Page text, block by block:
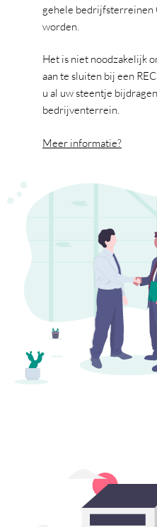
gehele
worden.
Het is niet noodzakelijk
aan te sluiten bij een
u al uw steentje
bedrijventerrein.
Meer informatie?